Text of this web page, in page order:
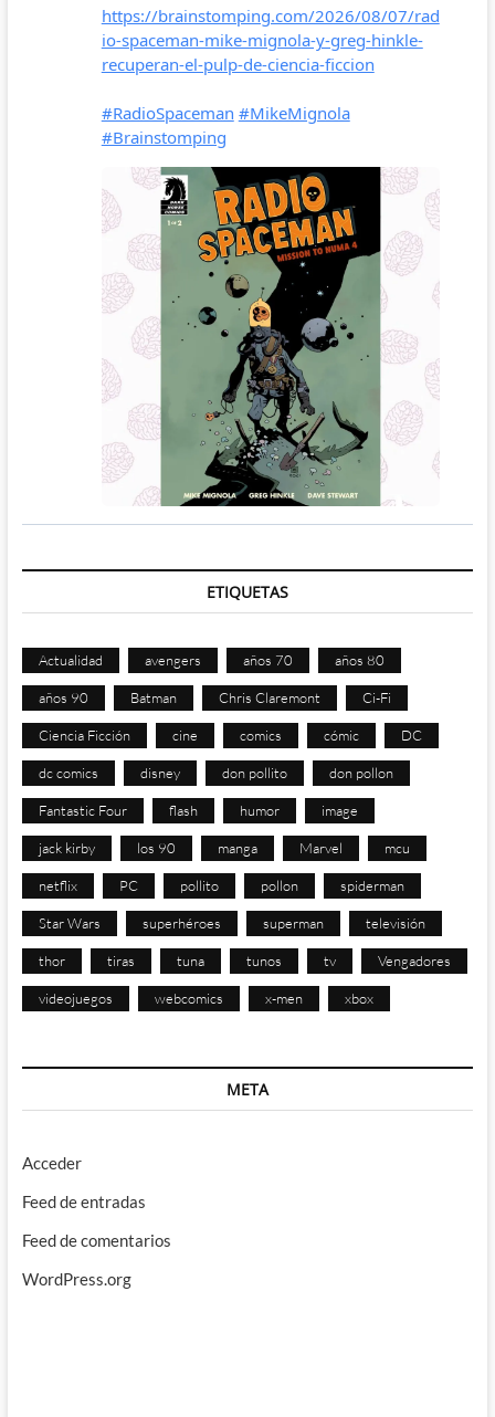
ETIQUETAS
Actualidad avengers años 70 años 80
años 90 Batman Chris Claremont Ci-Fi
Ciencia Ficción cine comics cómic DC
dc comics disney don pollito don pollon
Fantastic Four flash humor image
jack kirby los 90 manga Marvel mcu
netflix PC pollito pollon spiderman
Star Wars superhéroes superman televisión
thor tiras tuna tunos tv Vengadores
videojuegos webcomics x-men xbox
META
Acceder
Feed de entradas
Feed de comentarios
WordPress.org